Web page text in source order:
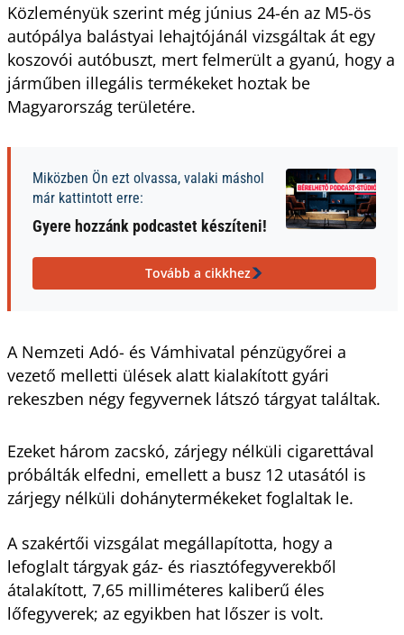
Közleményük szerint még június 24-én az M5-ös
autópálya balástyai lehajtójánál vizsgáltak át egy
koszovói autóbuszt, mert felmerült a gyanú, hogy a
járműben illegális termékeket hoztak be
Magyarország területére.
Miközben Ön ezt olvassa, valaki máshol
már kattintott erre:
Gyere hozzánk podcastet készíteni!
Tovább a cikkhez
A Nemzeti Adó- és Vámhivatal pénzügyőrei a
vezető melletti ülések alatt kialakított gyári
rekeszben négy fegyvernek látszó tárgyat találtak.
Ezeket három zacskó, zárjegy nélküli cigarettával
próbálták elfedni, emellett a busz 12 utasától is
zárjegy nélküli dohánytermékeket foglaltak le.
A szakértői vizsgálat megállapította, hogy a
lefoglalt tárgyak gáz- és riasztófegyverekből
átalakított, 7,65 milliméteres kaliberű éles
lőfegyverek; az egyikben hat lőszer is volt.